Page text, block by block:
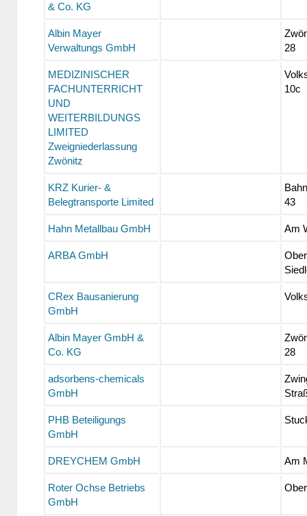
& Co. KG
Albin Mayer
Verwaltungs GmbH
28
MEDIZINISCHER
FACHUNTERRICHT
UND
WEITERBILDUNGS
LIMITED
Zweigniederlassung
Zwönitz
10c
KRZ Kurier- &
Belegtransporte Limited
43
Hahn Metallbau GmbH Am
ARBA GmbH
CRex Bausanierung
GmbH
Albin Mayer GmbH &
Co. KG
28
adsorbens-chemicals
GmbH
PHB Beteiligungs
GmbH
DREYCHEM GmbH Am
Roter Ochse Betriebs
GmbH